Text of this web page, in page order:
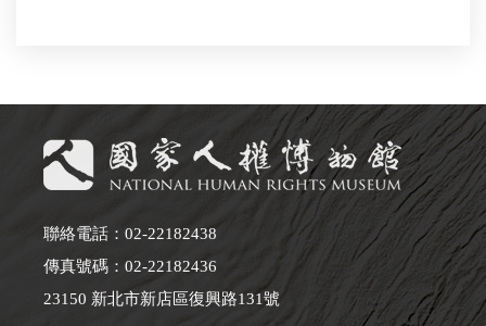
聯絡電話：02-22182438
傳真號碼：02-22182436
23150 新北市新店區復興路131號